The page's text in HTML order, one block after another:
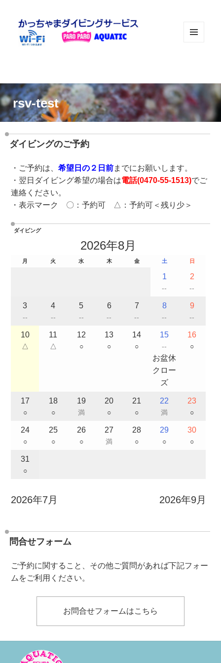
rsv-test
ダイビングのご予約
・ご予約は、希望日の２日前までにお願いします。
・翌日ダイビング希望の場合は電話(0470-55-1513)でご
連絡ください。
・表示マーク 〇：予約可 △：予約可＜残り少＞
ダイビング
2026年8月
月 火 水 木 金 土 日
1
--
2
--
3
--
4
--
5
--
6
--
7
--
8
--
9
--
10
△
11
△
12
○
13
○
14
○
15
--
お盆休
クロー
ズ
16
○
17
○
18
○
19
満
20
○
21
○
22
満
23
○
24
○
25
○
26
○
27
満
28
○
29
○
30
○
31
○
2026年7月 2026年9月
問合せフォーム
ご予約に関すること、その他ご質問があれば下記フォー
ムをご利用ください。
お問合せフォームはこちら